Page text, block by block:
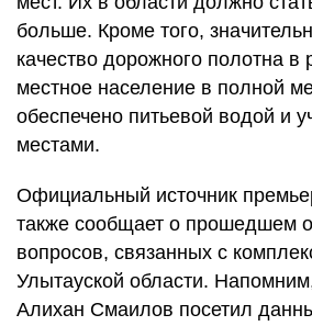
больше. Кроме того,
качество дорожного полотна в
местное население в полной
обеспечено питьевой водой и
местами.
Официальный источник
также сообщает о прошедшем
вопросов, связанных с
Улытауской области.
Алихан Смаилов посетил